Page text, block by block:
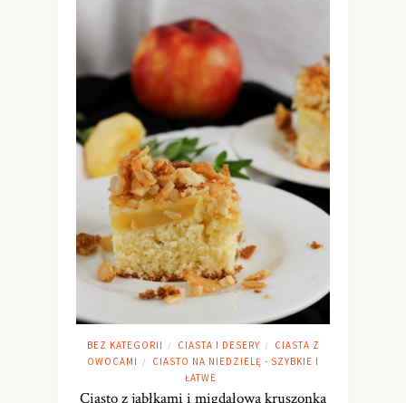
BEZ KATEGORII / CIASTA I DESERY /
CIASTA Z
OWOCAMI
/
CIASTO NA NIEDZIELĘ - SZYBKIE I
ŁATWE
Ciasto z jabłkami i migdałową kruszonką